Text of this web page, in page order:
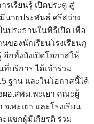
รเรียนรู้​ เปิดประตู​ สู่
นาย​ประพันธ์​ ศรี​สว่าง​
ประธาน​ใน​พิธี​เปิด​​ เพื่อ​
ของนักเรียนโรงเรีย​น​ภู
กทั้งยังเปิดโอกาส​ให้
บริการ​ ได้เข้าร่วม
ฐาน​ และในโอกาส​นี้​ได้
ผอ.สพม.พะเยา​ คณะผู้
.พะเยา​ และโรงเรียน​
แขกผู้​มีเกียรติ​ ร่วม